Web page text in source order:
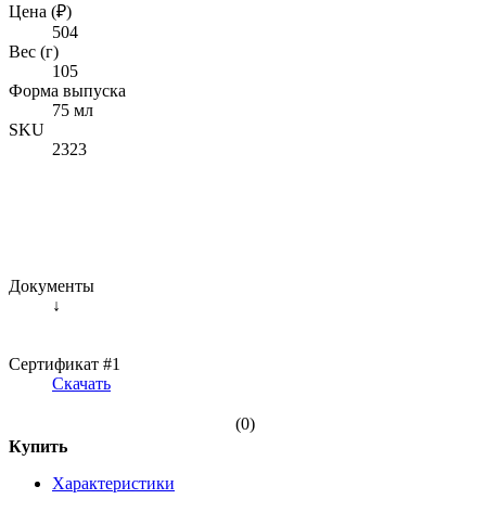
Цена (₽)
504
Вес (г)
105
Форма выпуска
75 мл
SKU
2323
Документы
↓
Сертификат #1
Скачать
(0)
Купить
Характеристики